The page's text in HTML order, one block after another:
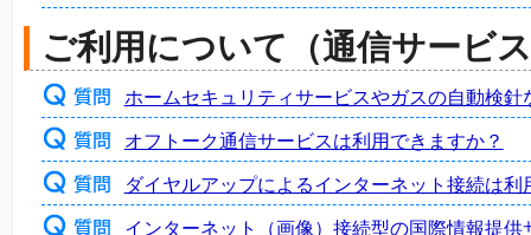
ご利用について（通信サービ
ホームセキュリティサービスやガスの自動検針
オフトーク通信サービスは利用できますか？
ダイヤルアップによるインターネット接続は利
インターネット（画像）接続型の国際情報提